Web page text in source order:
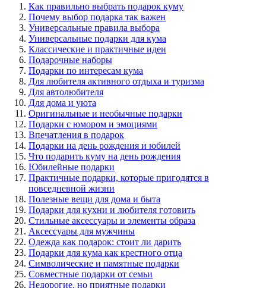
Как правильно выбрать подарок куму
Почему выбор подарка так важен
Универсальные правила выбора
Универсальные подарки для кума
Классические и практичные идеи
Подарочные наборы
Подарки по интересам кума
Для любителя активного отдыха и туризма
Для автолюбителя
Для дома и уюта
Оригинальные и необычные подарки
Подарки с юмором и эмоциями
Впечатления в подарок
Подарки на день рождения и юбилей
Что подарить куму на день рождения
Юбилейные подарки
Практичные подарки, которые пригодятся в
повседневной жизни
Полезные вещи для дома и быта
Подарки для кухни и любителя готовить
Стильные аксессуары и элементы образа
Аксессуары для мужчины
Одежда как подарок: стоит ли дарить
Подарки для кума как крестного отца
Символические и памятные подарки
Совместные подарки от семьи
Недорогие, но приятные подарки